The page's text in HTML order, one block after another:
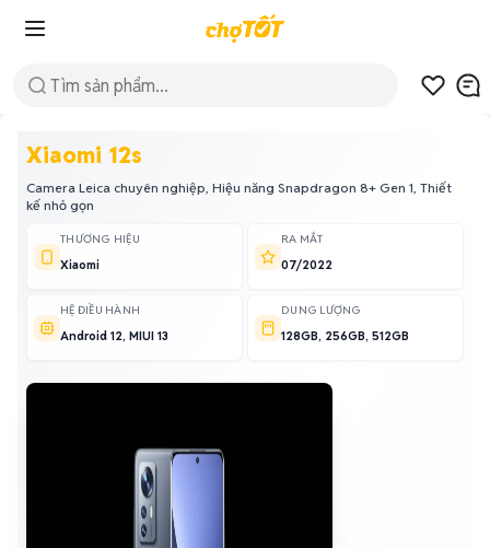
Xiaomi 12s
Camera Leica chuyên nghiệp, Hiệu năng Snapdragon 8+ Gen 1, Thiết
kế nhỏ gọn
THƯƠNG HIỆU
Xiaomi
RA MẮT
07/2022
HỆ ĐIỀU HÀNH
Android 12, MIUI 13
DUNG LƯỢNG
128GB, 256GB, 512GB